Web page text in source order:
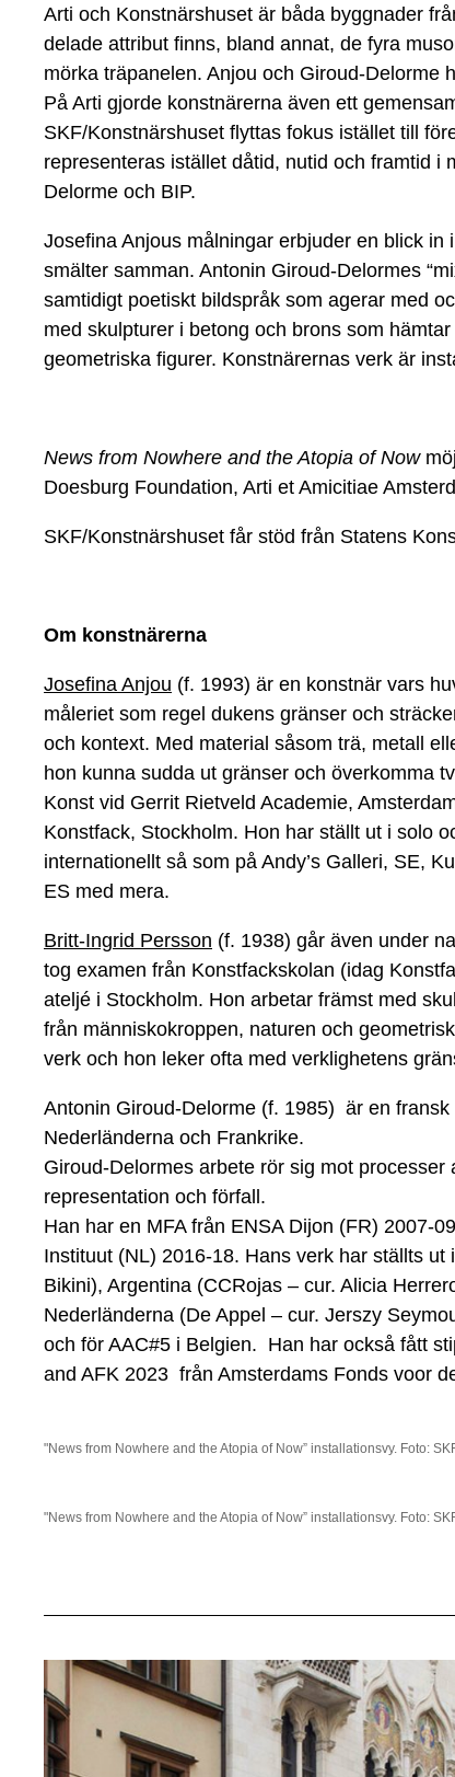
Arti och Konstnärshuset är båda byggnader
delade attribut finns, bland annat, de fyra
mörka träpanelen. Anjou och Giroud-Delorme
På Arti gjorde konstnärerna även ett
SKF/Konstnärshuset flyttas fokus istället till
representeras istället dåtid, nutid och framtid i
Delorme och BIP.
Josefina Anjous målningar erbjuder en blick
smälter samman. Antonin Giroud-Delormes
samtidigt poetiskt bildspråk som agerar med
med skulpturer i betong och brons som
geometriska figurer. Konstnärernas verk är
News from Nowhere and the Atopia of Now
Doesburg Foundation, Arti et Amicitiae
SKF/Konstnärshuset får stöd från Statens
Om konstnärerna
Josefina Anjou (f. 1993) är en konstnär vars
måleriet som regel dukens gränser och
och kontext. Med material såsom trä, metall
hon kunna sudda ut gränser och överkomma
Konst vid Gerrit Rietveld Academie,
Konstfack, Stockholm. Hon har ställt ut i solo
internationellt så som på Andy’s Galleri, SE,
ES med mera.
Britt-Ingrid Persson (f. 1938) går även under
tog examen från Konstfackskolan (idag
ateljé i Stockholm. Hon arbetar främst med
från människokroppen, naturen och
verk och hon leker ofta med verklighetens
Antonin Giroud-Delorme (f. 1985) är en fransk
Nederländerna och Frankrike.
Giroud-Delormes arbete rör sig mot processer
representation och förfall.
Han har en MFA från ENSA Dijon (FR) 2007-
Instituut (NL) 2016-18. Hans verk har ställts
Bikini), Argentina (CCRojas – cur. Alicia
Nederländerna (De Appel – cur. Jerszy
och för AAC#5 i Belgien. Han har också fått
and AFK 2023 från Amsterdams Fonds voor
"News from Nowhere and the Atopia of Now” installationsvy. Foto:
"News from Nowhere and the Atopia of Now” installationsvy. Foto: